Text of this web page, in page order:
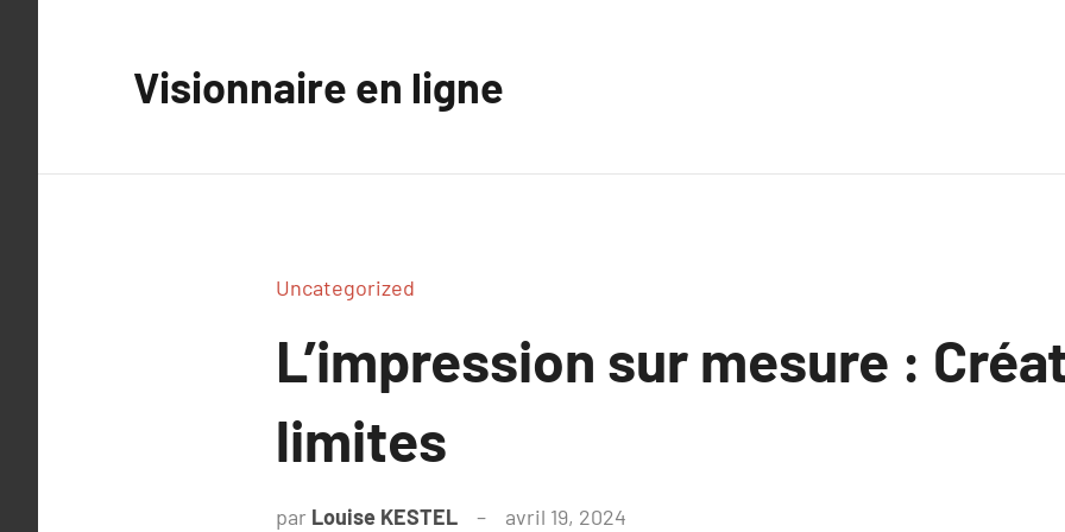
Visionnaire en ligne
Uncategorized
L’impression sur mesure :
limites
par Louise KESTEL avril 19, 2024